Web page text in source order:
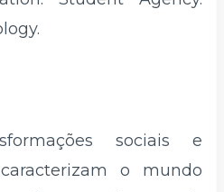
sociais e
o mundo